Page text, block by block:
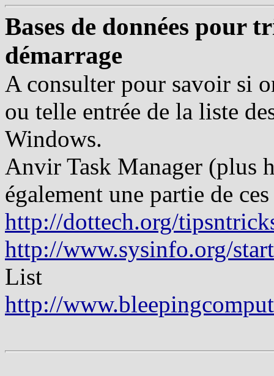
Bases de données pour
démarrage
A consulter pour savoir si
ou telle entrée de la liste
Windows.
Anvir Task Manager (plus
également une partie de
http://dottech.org/
http://www.sysinfo.org/
List
http://